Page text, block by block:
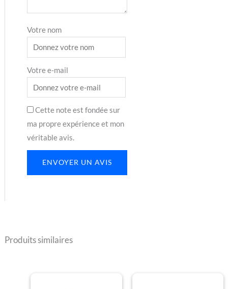
Votre nom
Votre e-mail
Cette note est fondée sur
ma propre expérience et mon
véritable avis.
ENVOYER UN AVIS
Produits similaires